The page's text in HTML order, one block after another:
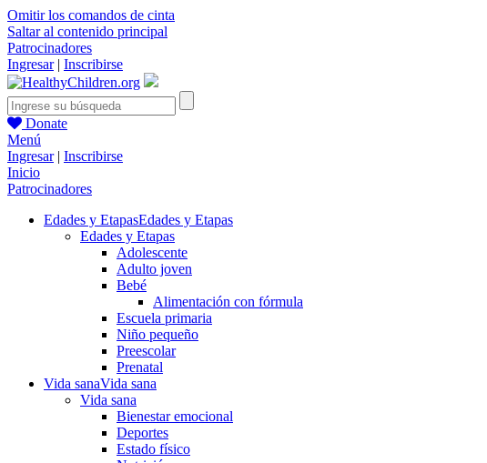
Omitir los comandos de cinta
Saltar al contenido principal
Patrocinadores
Ingresar| Inscribirse
Donate
Menú
Ingresar| Inscribirse
Inicio
Patrocinadores
Edades y EtapasEdades y Etapas
Edades y Etapas
Adolescente
Adulto joven
Bebé
Alimentación con fórmula
Escuela primaria
Niño pequeño
Preescolar
Prenatal
Vida sanaVida sana
Vida sana
Bienestar emocional
Deportes
Estado físico